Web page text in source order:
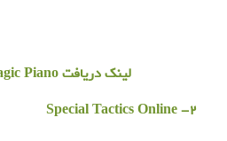
لینک دریافت Magic Piano از iTunes
2- Special Tactics Online